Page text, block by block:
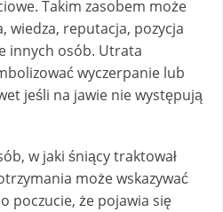
Takim zasobem może
wiedza, reputacja, pozycja
innych osób. Utrata
wyczerpanie lub
jeśli na jawie nie występują
w jaki śniący traktował
może wskazywać
poczucie, że pojawia się